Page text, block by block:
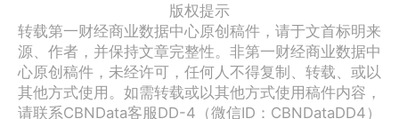
版权提示
转载第一财经商业数据中心原创稿件，请于文首标明来
源、作者，并保持文章完整性。非第一财经商业数据中
心原创稿件，未经许可，任何人不得复制、转载、或以
其他方式使用。如需转载或以其他方式使用稿件内容，
请联系CBNData客服DD-4（微信ID：CBNDataDD4）